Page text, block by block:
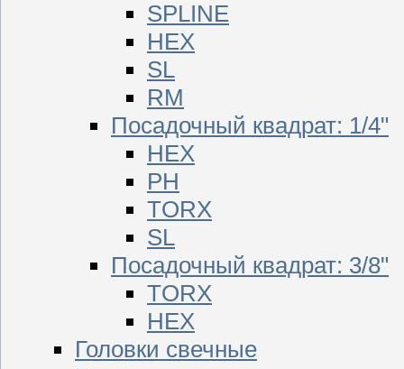
SPLINE
HEX
SL
RM
Посадочный квадрат: 1/4"
HEX
PH
TORX
SL
Посадочный квадрат: 3/8"
TORX
HEX
Головки свечные